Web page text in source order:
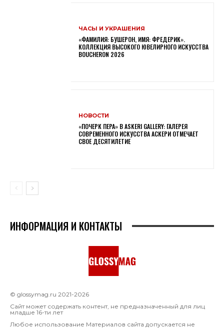
ЧАСЫ И УКРАШЕНИЯ
«ФАМИЛИЯ: БУШЕРОН, ИМЯ: ФРЕДЕРИК».
КОЛЛЕКЦИЯ ВЫСОКОГО ЮВЕЛИРНОГО ИСКУССТВА
BOUCHERON 2026
НОВОСТИ
«ПОЧЕРК ПЕРА» В ASKERI GALLERY: ГАЛЕРЕЯ
СОВРЕМЕННОГО ИСКУССТВА АСКЕРИ ОТМЕЧАЕТ
СВОЕ ДЕСЯТИЛЕТИЕ
ИНФОРМАЦИЯ И КОНТАКТЫ
© glossymag.ru 2021-2026
Сайт может содержать контент, не предназначенный для лиц
младше 16-ти лет
Любое использование Материалов сайта допускается не